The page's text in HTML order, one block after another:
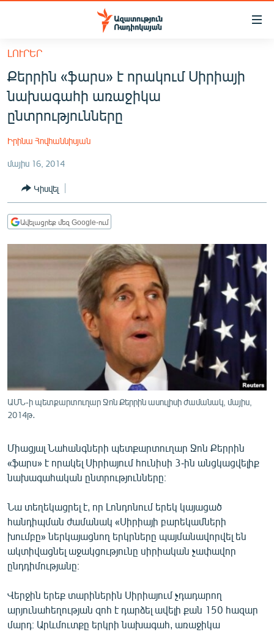
Մատչելիության
հիմնական
բովանդակությանը
Անցնել
հիմնական
մենյուին
ՀԱՅԱՍՏԱՆ
ՔԱՂԱՔԱԿԱՆ
ՏՆՏԵՍՈՒԹՅՈՒՆ
ՂԱՐԱԲԱՂ
ՏԱՐԱԾԱՇՐՋԱՆ
ՄԵԿՆԱԲԱՆՈՒԹՅՈՒՆ
ԱՐԽԻՎ
ԲԱՆԱՎԵՃ
ՁԳՏԵԼՈՎ ԼԱՎԱԳՈՒՅՆԻՆ
ՓՈԴՔԱՍԹ
Հայերեն
English
ՀԵՏԵՎԵՔ ՄԵԶ
ԼՈՒՐԵՐ
Քերրին «ֆարս» է որակում Սիրիայի
նախագահի առաջիկա
ընտրությունները
Իրինա Հովհաննիսյան
մայիս 16, 2014
Կիսվել
Ավելացրեք մեզ Google-ում
ԱՄՆ-ի պետքարտուղար Ջոն Քերրին ասուլիսի ժամանակ, մայիս,
2014թ․
Միացյալ Նահանգների պետքարտուղար Ջոն Քերրին
«ֆարս» է որակել Սիրիայում հունիսի 3-ին անցկացվելիք
նախագահական ընտրությունները։
Նա տեղեկացրել է, որ Լոնդոնում երեկ կայացած
հանդիպման ժամանակ «Սիրիայի բարեկամների
խումբը» ներկայացնող երկրները պայմանավորվել են
ակտիվացնել աջակցությունը սիրիական չափավոր
ընդդիմությանը։
Վերջին երեք տարիներին Սիրիայում չդադարող
արյունահեղության զոհ է դարձել ավելի քան 150 հազար
մարդ։ Արևմուտքը երկրի նախագահ, առաջիկա